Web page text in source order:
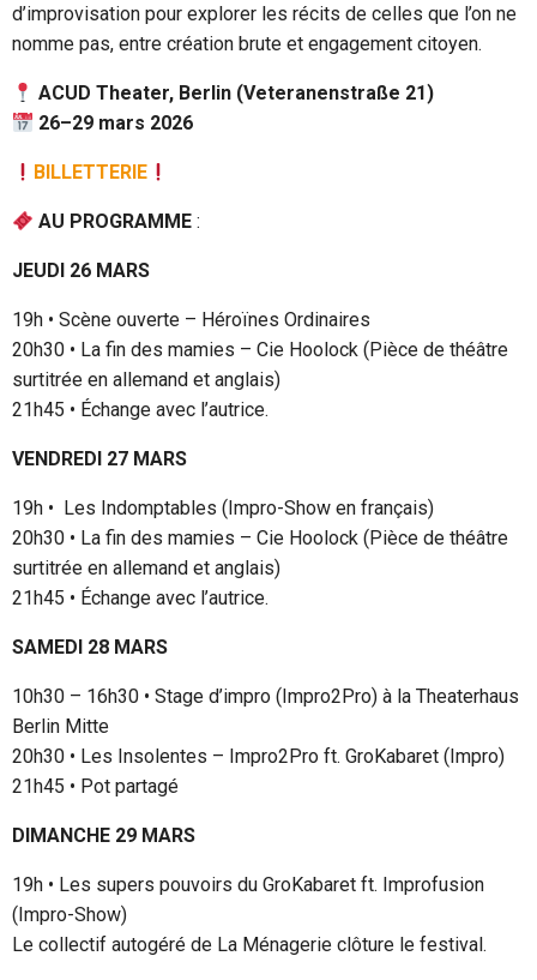
d’improvisation pour explorer les récits de celles que l’on ne
nomme pas, entre création brute et engagement citoyen.
ACUD Theater, Berlin (Veteranenstraße 21)
26–29 mars 2026
BILLETTERIE
AU PROGRAMME:
JEUDI 26 MARS
19h • Scène ouverte – Héroïnes Ordinaires
20h30 • La fin des mamies – Cie Hoolock (Pièce de théâtre
surtitrée en allemand et anglais)
21h45 • Échange avec l’autrice.
VENDREDI 27 MARS
19h • Les Indomptables (Impro-Show en français)
20h30 • La fin des mamies – Cie Hoolock (Pièce de théâtre
surtitrée en allemand et anglais)
21h45 • Échange avec l’autrice.
SAMEDI 28 MARS
10h30 – 16h30 • Stage d’impro (Impro2Pro) à la Theaterhaus
Berlin Mitte
20h30 • Les Insolentes – Impro2Pro ft. GroKabaret (Impro)
21h45 • Pot partagé
DIMANCHE 29 MARS
19h • Les supers pouvoirs du GroKabaret ft. Improfusion
(Impro-Show)
Le collectif autogéré de La Ménagerie clôture le festival.